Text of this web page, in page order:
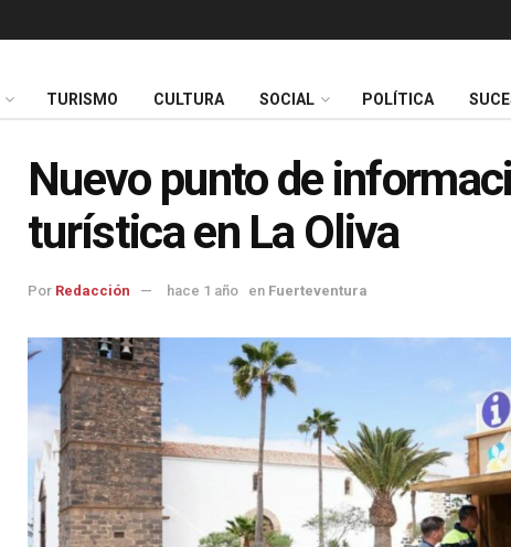
TURISMO CULTURA SOCIAL POLÍTICA
Nuevo punto de
turística en La Oliva
Por Redacción hace 1 año en Fuerteventura